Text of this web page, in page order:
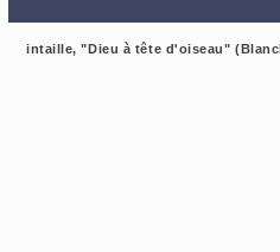
intaille, "Dieu à tête d'oiseau"